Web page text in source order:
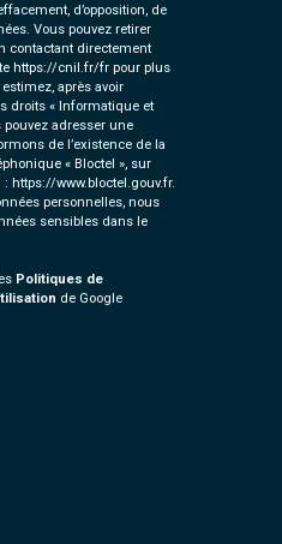
d’opposition, de
Vous pouvez retirer
contactant directement
https://cnil.fr/frpour plus
après avoir
droits « Informatique et
pouvez adresser une
de l’existence de la
« Bloctel », sur
: https://www.bloctel.gouv.fr.
personnelles, nous
sensibles dans le
Politiques de
de Google